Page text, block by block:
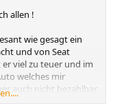
allen !
wie gesagt ein
und von Seat
viel zu teuer und im
welches mir
auch nicht bezahlbar